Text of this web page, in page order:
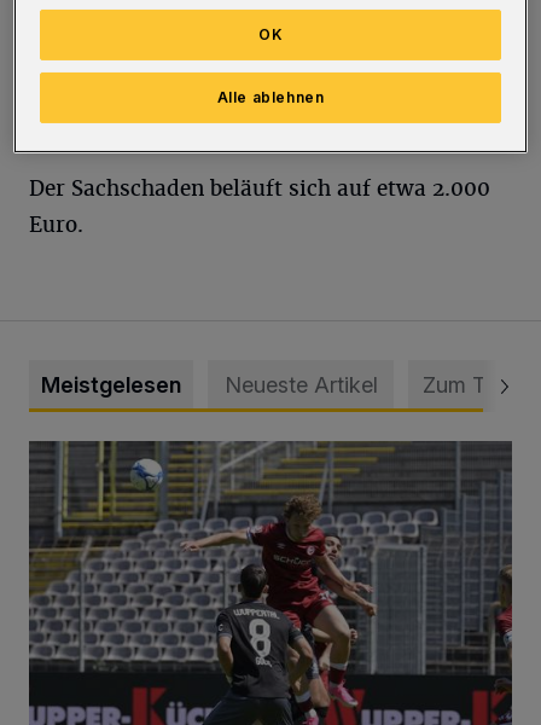
fuhr die Frau an, die mit ihrem Pedelec
Verletzungen. Ein Rettungswagen brachte sie
ins Krankenhaus.
Der Sachschaden beläuft sich auf etwa 2.000
Euro.
Meistgelesen Neueste Artikel Zum Thema
WSV: Übertragung im Barmer Bahnhof und klare Ansage
Alle ablehnen
OK